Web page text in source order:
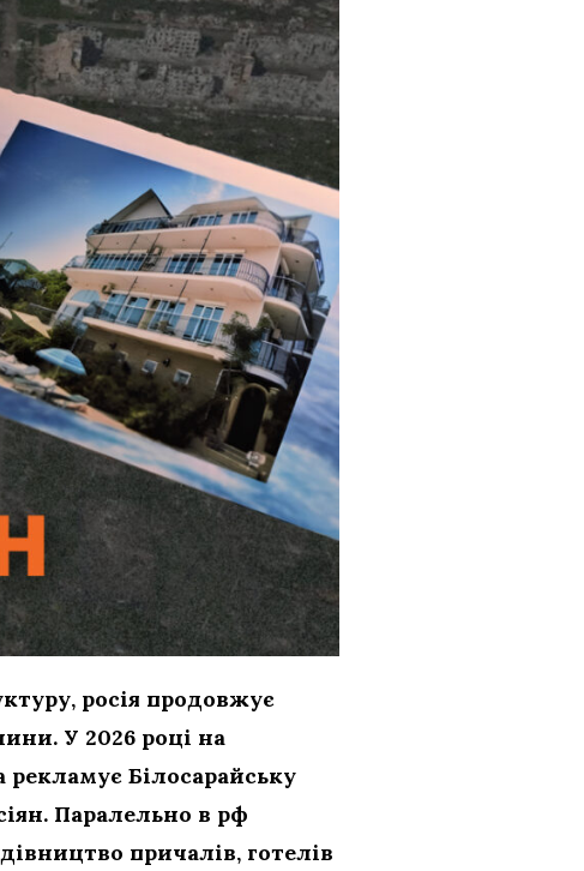
росія продовжує
У 2026 році на
Білосарайську
Паралельно в рф
причалів, готелів